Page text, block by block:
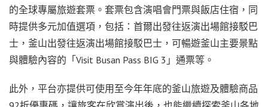
的全球專屬旅遊套票。套票包含演唱會門票與飯店住宿，同
時提供多元加值選項，包括 ： 首爾出發往返演出場館接駁巴
士 ， 釜山出發往返演出場館接駁巴士 ， 可暢遊釜山主要景點
與體驗內容的「Visit Busan Pass BIG 3」通票等。
此外，平台亦提供可使用至今年年底的釜山旅遊及體驗商品